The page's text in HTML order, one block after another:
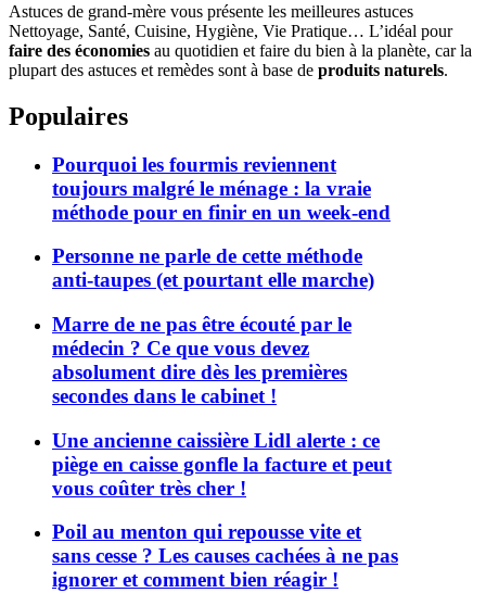
Astuces de grand-mère vous présente les meilleures astuces
Nettoyage, Santé, Cuisine, Hygiène, Vie Pratique… L’idéal pour
faire des économies au quotidien et faire du bien à la planète, car la
plupart des astuces et remèdes sont à base de produits naturels.
Populaires
Pourquoi les fourmis reviennent
toujours malgré le ménage : la vraie
méthode pour en finir en un week-end
Personne ne parle de cette méthode
anti-taupes (et pourtant elle marche)
Marre de ne pas être écouté par le
médecin ? Ce que vous devez
absolument dire dès les premières
secondes dans le cabinet !
Une ancienne caissière Lidl alerte : ce
piège en caisse gonfle la facture et peut
vous coûter très cher !
Poil au menton qui repousse vite et
sans cesse ? Les causes cachées à ne pas
ignorer et comment bien réagir !